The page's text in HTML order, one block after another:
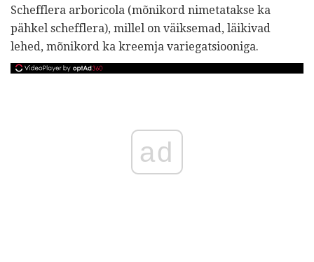
Schefflera arboricola (mõnikord nimetatakse ka
pähkel schefflera), millel on väiksemad, läikivad
lehed, mõnikord ka kreemja variegatsiooniga.
ad